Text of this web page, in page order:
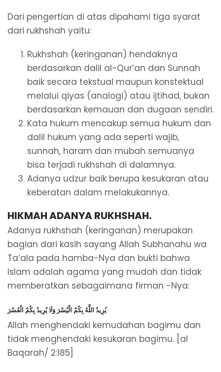
Dari pengertian di atas dipahami tiga syarat
dari rukhshah yaitu:
Rukhshah (keringanan) hendaknya
berdasarkan dalil al-Qur’an dan Sunnah
baik secara tekstual maupun konstektual
melalui qiyas (analogi) atau ijtihad, bukan
berdasarkan kemauan dan dugaan sendiri.
Kata hukum mencakup semua hukum dan
dalil hukum yang ada seperti wajib,
sunnah, haram dan mubah semuanya
bisa terjadi rukhshah di dalamnya.
Adanya udzur baik berupa kesukaran atau
keberatan dalam melakukannya.
HIKMAH ADANYA RUKHSHAH.
Adanya rukhshah (keringanan) merupakan
bagian dari kasih sayang Allah Subhanahu wa
Ta’ala pada hamba-Nya dan bukti bahwa
Islam adalah agama yang mudah dan tidak
memberatkan sebagaimana firman -Nya:
يُرِيدُ اللَّهُ بِكُمْ الْيُسْرَ وَلَا يُرِيدُ بِكُمْ الْعُسْرَ
Allah menghendaki kemudahan bagimu dan
tidak menghendaki kesukaran bagimu. [al
Baqarah/ 2:185]